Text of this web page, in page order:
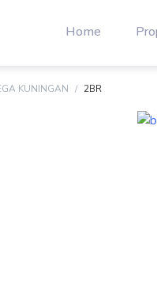
Home
KUNINGAN 2BR